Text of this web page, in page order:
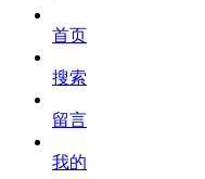
库
首页
搜索
留言
我的